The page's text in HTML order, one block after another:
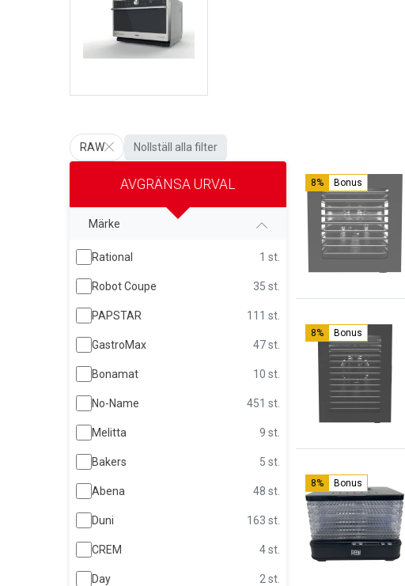
RAW Nollställ alla filter
AVGRÄNSA URVAL
Märke
Rational 1 st.
Robot Coupe 35 st.
PAPSTAR 111 st.
GastroMax 47 st.
Bonamat 10 st.
No-Name 451 st.
Melitta 9 st.
Bakers 5 st.
Abena 48 st.
Duni 163 st.
CREM 4 st.
Day 2 st.
8% Bonus
8% Bonus
8% Bonus